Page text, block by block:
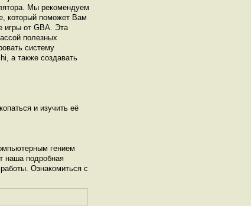
Мы рекомендуем
который поможет Вам
игры от GBА. Эта
полезных
систему
а также создавать
и изучить её
гением
наша подробная
Ознакомиться с